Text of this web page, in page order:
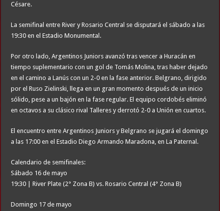
Césare.
La semifinal entre River y Rosario Central se disputará el sábado a las
19:30 en el Estadio Monumental.
Por otro lado, Argentinos Juniors avanzó tras vencer a Huracán en
tiempo suplementario con un gol de Tomás Molina, tras haber dejado
en el camino a Lanús con un 2-0 en la fase anterior. Belgrano, dirigido
por el Ruso Zielinski, llega en un gran momento después de un inicio
sólido, pese a un bajón en la fase regular. El equipo cordobés eliminó
en octavos a su clásico rival Talleres y derrotó 2-0 a Unión en cuartos.
El encuentro entre Argentinos Juniors y Belgrano se jugará el domingo
a las 17:00 en el Estadio Diego Armando Maradona, en La Paternal.
Calendario de semifinales:
Sábado 16 de mayo
19:30 | River Plate (2° Zona B) vs. Rosario Central (4° Zona B)
Domingo 17 de mayo